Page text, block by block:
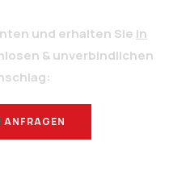
und erhalten Sie in
& unverbindlichen
ANFRAGEN